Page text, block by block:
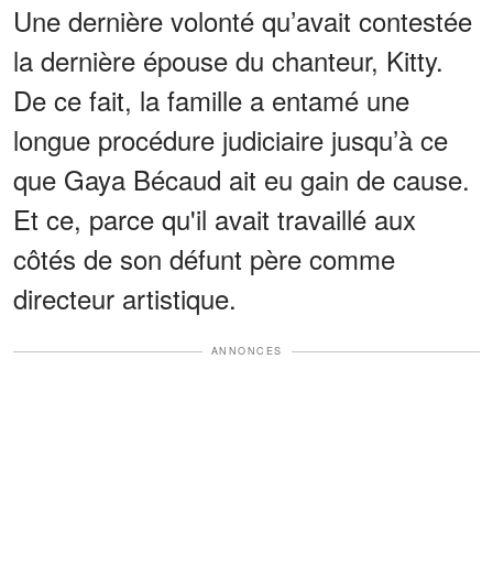
Une dernière volonté qu’avait contestée
la dernière épouse du chanteur, Kitty.
De ce fait, la famille a entamé une
longue procédure judiciaire jusqu’à ce
que Gaya Bécaud ait eu gain de cause.
Et ce, parce qu'il avait travaillé aux
côtés de son défunt père comme
directeur artistique.
ANNONCES